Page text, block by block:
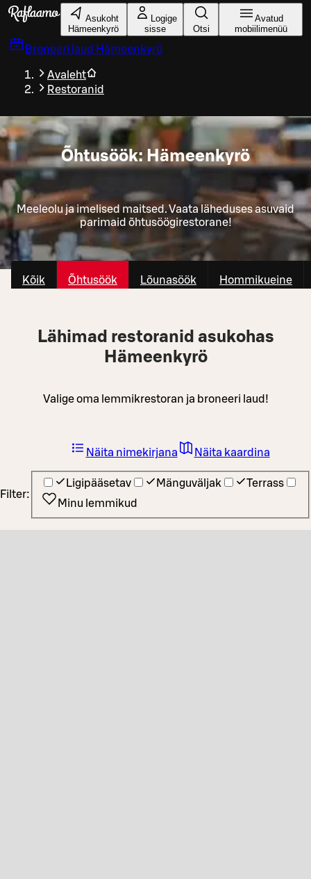
Liigu peamise sisu juurde
Asukoht
Hämeenkyrö
Logige
sisse
Otsi
Avatud
mobiilimenüü
Broneeri laud Hämeenkyrö
Avaleht
Restoranid
Õhtusöök: Hämeenkyrö
Meeleolu ja imelised maitsed. Vaata läheduses asuvaid
parimaid õhtusöögirestorane!
Kõik Õhtusöök Lõunasöök Hommikueine
Lähimad restoranid asukohas
Hämeenkyrö
Valige oma lemmikrestoran ja broneeri laud!
Filter:
Ligipääsetav Mänguväljak
Terrass
Minu lemmikud
Näita nimekirjana Näita kaardina